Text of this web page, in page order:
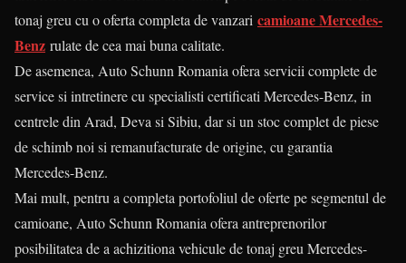
tonaj greu cu o oferta completa de vanzari camioane Mercedes-
Benz rulate de cea mai buna calitate.
De asemenea, Auto Schunn Romania ofera servicii complete de
service si intretinere cu specialisti certificati Mercedes-Benz, in
centrele din Arad, Deva si Sibiu, dar si un stoc complet de piese
de schimb noi si remanufacturate de origine, cu garantia
Mercedes-Benz.
Mai mult, pentru a completa portofoliul de oferte pe segmentul de
camioane, Auto Schunn Romania ofera antreprenorilor
posibilitatea de a achizitiona vehicule de tonaj greu Mercedes-